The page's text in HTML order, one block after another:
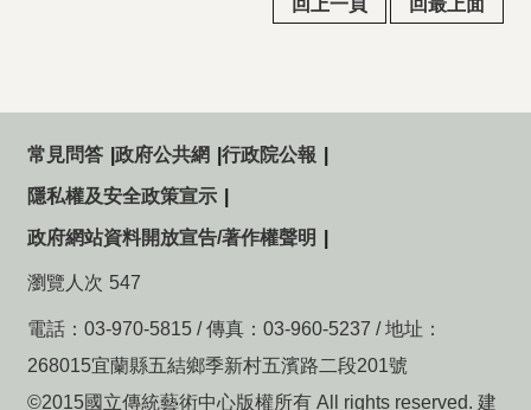
常見問答 政府公共網 行政院公報
隱私權及安全政策宣示
政府網站資料開放宣告/著作權聲明
瀏覽人次 547
電話：03-970-5815 / 傳真：03-960-5237 / 地址：
268015宜蘭縣五結鄉季新村五濱路二段201號
©2015國立傳統藝術中心版權所有 All rights reserved. 建